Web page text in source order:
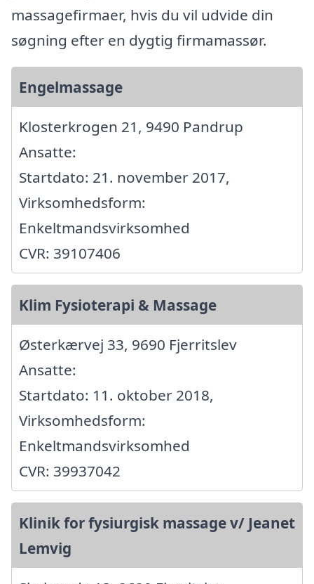
massagefirmaer, hvis du vil udvide din
søgning efter en dygtig firmamassør.
Engelmassage
Klosterkrogen 21, 9490 Pandrup
Ansatte:
Startdato: 21. november 2017,
Virksomhedsform:
Enkeltmandsvirksomhed
CVR: 39107406
Klim Fysioterapi & Massage
Østerkærvej 33, 9690 Fjerritslev
Ansatte:
Startdato: 11. oktober 2018,
Virksomhedsform:
Enkeltmandsvirksomhed
CVR: 39937042
Klinik for fysiurgisk massage v/ Jeanet
Lemvig